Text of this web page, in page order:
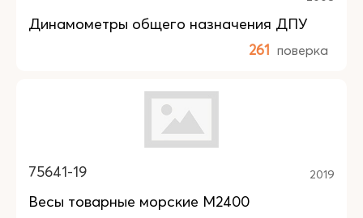
Динамометры общего назначения ДПУ
261 поверка
75641-19 2019
Весы товарные морские M2400